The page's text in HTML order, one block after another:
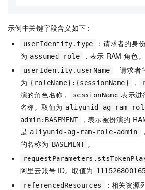
示例中关键字段含义如下：
userIdentity.type
：请求者的身
为 assumed-role ，表示 RAM 角色。
userIdentity.userName
：请求者
为 {roleName}:{sessionName} ，
演的角色名称，
sessionName 表示进
名称。取值为 aliyunid-ag-ram-
admin:BASEMENT
，表示被扮演的
是 aliyunid-ag-ram-role-admin
的名称为 BASEMENT 。
阿里云账号 ID。取值为
referencedResources
：相关资源